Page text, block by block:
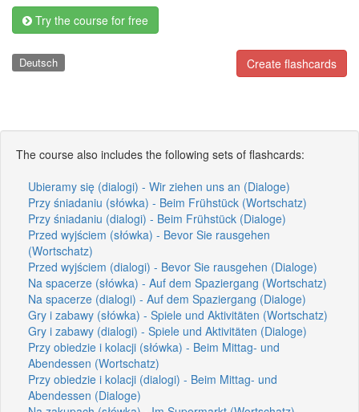
Try the course for free
Create flashcards
Deutsch
The course also includes the following sets of flashcards:
Ubieramy się (dialogi) - Wir ziehen uns an (Dialoge)
Przy śniadaniu (słówka) - Beim Frühstück (Wortschatz)
Przy śniadaniu (dialogi) - Beim Frühstück (Dialoge)
Przed wyjściem (słówka) - Bevor Sie rausgehen
(Wortschatz)
Przed wyjściem (dialogi) - Bevor Sie rausgehen (Dialoge)
Na spacerze (słówka) - Auf dem Spaziergang (Wortschatz)
Na spacerze (dialogi) - Auf dem Spaziergang (Dialoge)
Gry i zabawy (słówka) - Spiele und Aktivitäten (Wortschatz)
Gry i zabawy (dialogi) - Spiele und Aktivitäten (Dialoge)
Przy obiedzie i kolacji (słówka) - Beim Mittag- und
Abendessen (Wortschatz)
Przy obiedzie i kolacji (dialogi) - Beim Mittag- und
Abendessen (Dialoge)